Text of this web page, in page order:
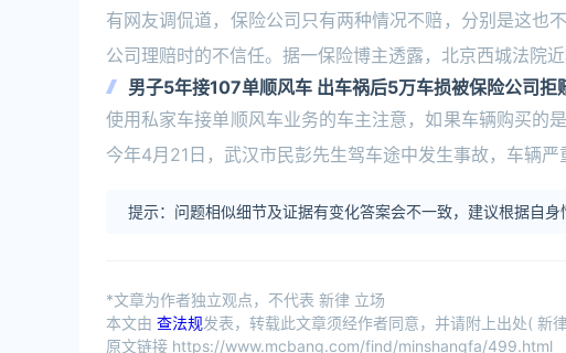
有网友调侃道，保险公司只有两种情况不赔，分别是这也
公司理赔时的不信任。据一保险博主透露，北京西城法院
男子5年接107单顺风车 出车祸后5万车损被保险公司拒
使用私家车接单顺风车业务的车主注意，如果车辆购买的
今年4月21日，武汉市民彭先生驾车途中发生事故，车辆
提示：问题相似细节及证据有变化答案会不一致，建议根据自
*文章为作者独立观点，不代表 新律 立场
本文由 查法规发表，转载此文章须经作者同意，并请附上出处( 新
原文链接 https://www.mcbang.com/find/minshangfa/499.html